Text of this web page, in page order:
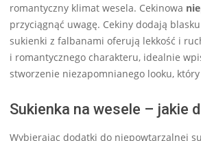
romantyczny klimat wesela. Cekinowa
przyciągnąć uwagę. Cekiny dodają
sukienki z falbanami oferują lekkość i
i romantycznego charakteru, idealnie
stworzenie niezapomnianego looku,
Sukienka na wesele – jakie
Wybierając dodatki do niepowtarzalnej